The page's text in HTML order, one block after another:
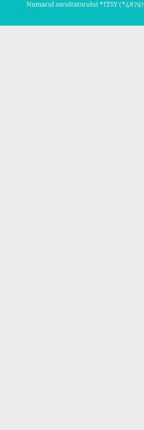
Numarul ascultatorului *ITSY (*4879)